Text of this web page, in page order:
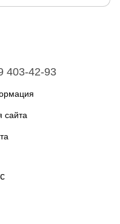
403-42-93
сайта